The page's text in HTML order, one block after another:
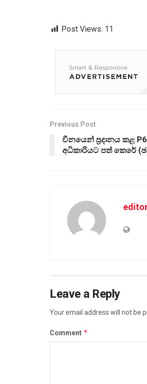
Post Views: 11
Previous Post
චීනයෙන් ප්‍රදානය කළ
අධිකාරියට පත් කෙරේ
Leave a Reply
Your email address will not be
Comment *